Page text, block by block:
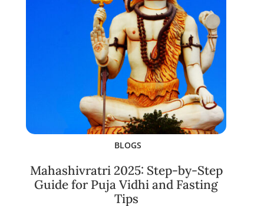
BLOGS
Mahashivratri 2025: Step-by-Step
Guide for Puja Vidhi and Fasting
Tips